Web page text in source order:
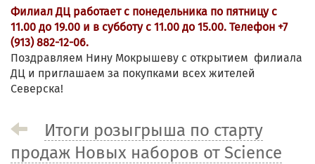
Филиал ДЦ работает с понедельника по пятницу с
11.00 до 19.00 и в субботу с 11.00 до 15.00. Телефон +7
(913) 882-12-06.
Поздравляем Нину Мокрышеву с открытием филиала
ДЦ и приглашаем за покупками всех жителей
Северска!
Итоги розыгрыша по старту
продаж Новых наборов от Science